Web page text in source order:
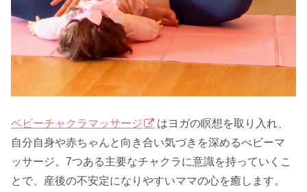
ベビーチャクラマッサージ
はヨガの瞑想を取り入れ、
自分自身や赤ちゃんと向き合い気づきを深めるべビーマ
ッサージ。7つある主要なチャクラに意識を持っていくこ
とで、産後の不安定になりやすいママの心を癒します。